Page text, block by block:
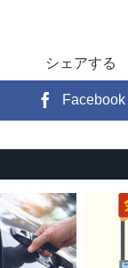
シェアする
Facebook